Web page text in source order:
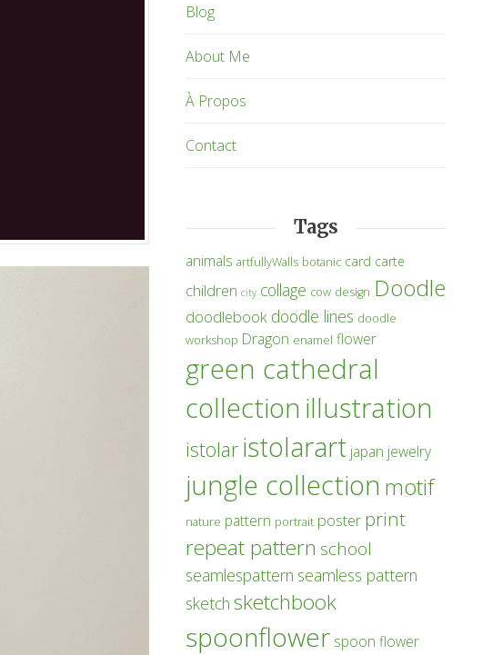
Blog
About Me
À Propos
Contact
Tags
animals artfullyWalls botanic card carte
children city collage cow design Doodle
doodlebook doodle lines doodle
workshop Dragon enamel flower
green cathedral
collection illustration
istolar istolarart japan jewelry
jungle collection motif
nature pattern portrait poster print
repeat pattern school
seamlespattern seamless pattern
sketch sketchbook
spoonflower spoon flower